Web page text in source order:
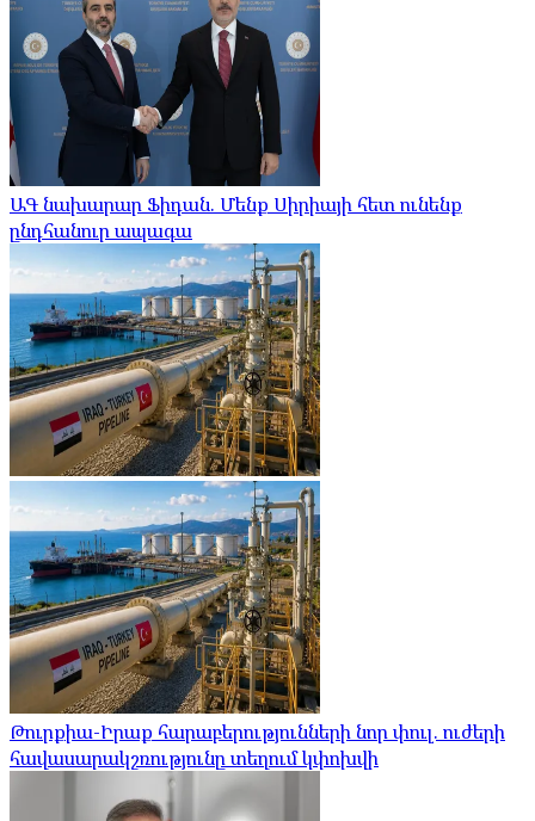
ԱԳ նախարար Ֆիդան. Մենք Սիրիայի հետ ունենք
ընդհանուր ապագա
Թուրքիա-Իրաք հարաբերությունների նոր փուլ. ուժերի
հավասարակշռությունը տեղում կփոխվի